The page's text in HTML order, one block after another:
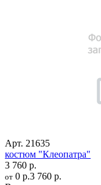
Арт. 21635
костюм "Клеопатра"
3 760 р.
от 0 р.3 760 р.